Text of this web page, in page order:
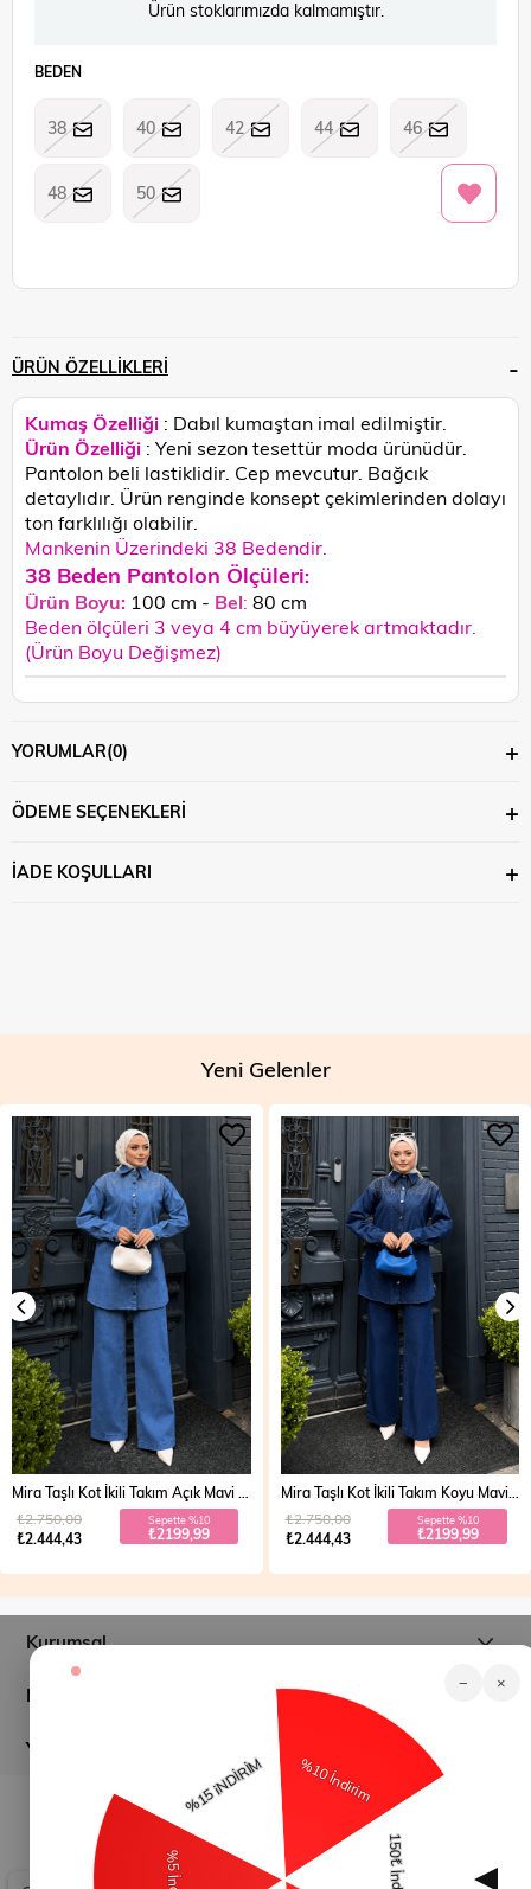
Ürün stoklarımızda kalmamıştır.
BEDEN
38 40 42 44 46
48 50
ÜRÜN ÖZELLIKLERI
Kumaş Özelliği : Dabıl kumaştan imal edilmiştir.
Ürün Özelliği : Yeni sezon tesettür moda ürünüdür.
Pantolon beli lastiklidir. Cep mevcutur. Bağcık
detaylıdır. Ürün renginde konsept çekimlerinden dolayı
ton farklılığı olabilir.
Mankenin Üzerindeki 38 Bedendir.
38 Beden Pantolon Ölçüleri:
Ürün Boyu: 100 cm - Bel: 80 cm
Beden ölçüleri 3 veya 4 cm büyüyerek artmaktadır.
(Ürün Boyu Değişmez)
YORUMLAR(0)
ÖDEME SEÇENEKLERI
İADE KOŞULLARI
Yeni Gelenler
₺2.444,43
₺2.750,00 Sepette %10
₺2199,99
Mira Taşlı Kot İkili Takım Koyu Mavi 19286
₺2.444,43
₺2.750,00 Sepette %10
₺2199,99
Kurumsal
Müşteri İlişkileri
Yardım
modamihram.com - Tüm Hakları Saklıdır.
− ×